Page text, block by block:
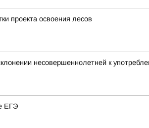
проекта освоения лесов
несовершеннолетней к
ЕГЭ